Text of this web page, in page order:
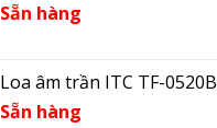
Sẵn hàng
Loa âm trần ITC TF-0520B
Sẵn hàng